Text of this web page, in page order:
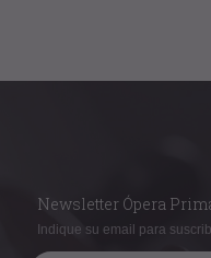
Newsletter Ópera
Indique su email para